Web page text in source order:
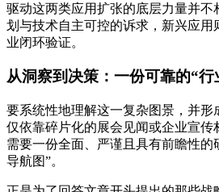
驱动这两类应用扩张的底层力量并不
划与技术自主可控的诉求，新兴应用
业闭环验证。
从洞察到决策：一份可靠的“行
要系统性地理解这一复杂图景，并形
仅依靠碎片化的展会见闻或企业宣传
需要一份全面、严谨且具有前瞻性的
导航图”。